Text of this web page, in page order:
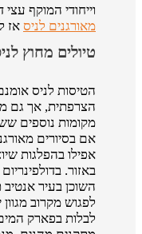
וייחודי המוקף
מאורגנים לניס אז
טיולים מחוץ
הטיסות לניס
הצרפתית, אך גם
מקומות נוספים
אם בסיורים
אפילו בהפלגות
השוכן בעיר אנטיב
לפגוש מקרוב